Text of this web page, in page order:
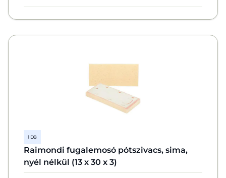
1 DB
Raimondi fugalemosó pótszivacs, sima,
nyél nélkül (13 x 30 x 3)